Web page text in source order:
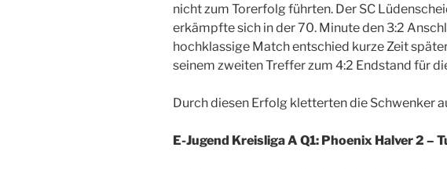
nicht zum Torerfolg führten. Der SC
erkämpfte sich in der 70. Minute den 3:2
hochklassige Match entschied kurze Zeit
seinem zweiten Treffer zum 4:2 Endstand für
Durch diesen Erfolg kletterten die Schwenker
E-Jugend Kreisliga A Q1: Phoenix Halver 2 –